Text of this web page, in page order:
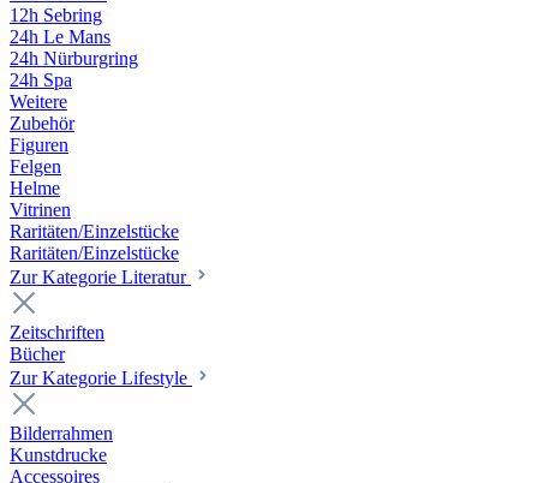
12h Sebring
24h Le Mans
24h Nürburgring
24h Spa
Weitere
Zubehör
Figuren
Felgen
Helme
Vitrinen
Raritäten/Einzelstücke
Raritäten/Einzelstücke
Zur Kategorie Literatur
Zeitschriften
Bücher
Zur Kategorie Lifestyle
Bilderrahmen
Kunstdrucke
Accessoires